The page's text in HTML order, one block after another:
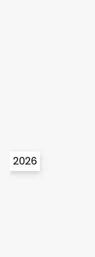
2026